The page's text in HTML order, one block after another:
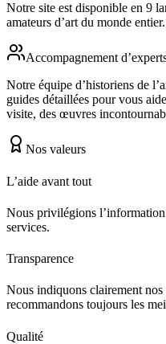
Notre site est disponible en 9
amateurs d’art du monde entier.
Accompagnement
Notre équipe d’historiens de
guides détaillées pour vous
visite, des œuvres
Nos valeurs
L’aide avant tout
Nous privilégions
services.
Transparence
Nous indiquons clairement
recommandons toujours les
Qualité